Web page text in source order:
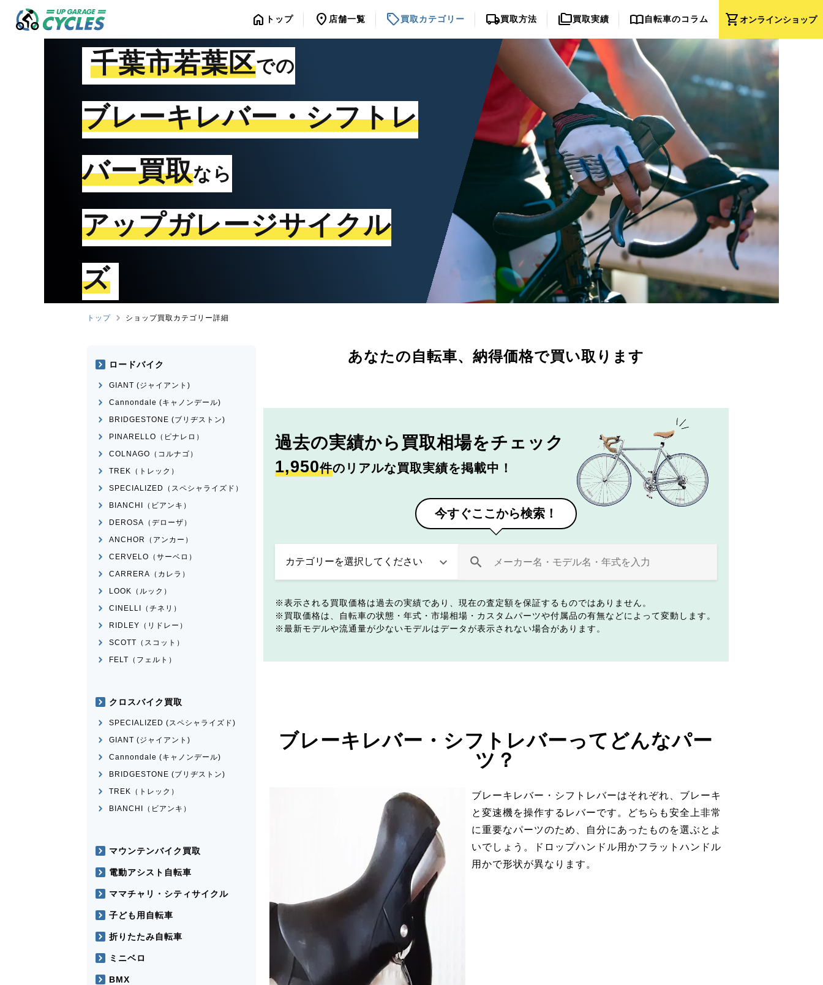
shopping_cartオンラインショップ
home トップ location_on 店舗一覧 sell買取カテゴリー local_shipping買取方法 folder_copy買取実績 import_contacts自転車のコラム
千葉市若葉区での
ブレーキレバー・シフトレ
バー買取なら
アップガレージサイクル
ズ
トップ ショップ買取カテゴリー詳細
あなたの自転車、 納得価格で買い取ります
過去の実績から 買取相場をチェック
1,950件のリアルな買取実績を掲載中！
今すぐここから検索！
表示される買取価格は過去の実績であり、現在の査定額を保証するものではありません。
買取価格は、自転車の状態・年式・市場相場・カスタムパーツや付属品の有無などによって変動します。
最新モデルや流通量が少ないモデルはデータが表示されない場合があります。
ブレーキレバー・シフトレバーってどんなパー
ツ？
ブレーキレバー・シフトレバーはそれぞれ、ブレーキ
と変速機を操作するレバーです。どちらも安全上非常
に重要なパーツのため、自分にあったものを選ぶとよ
いでしょう。ドロップハンドル用かフラットハンドル
用かで形状が異なります。
ロードバイク
GIANT (ジャイアント)
Cannondale (キャノンデール)
BRIDGESTONE (ブリヂストン)
PINARELLO（ピナレロ）
COLNAGO（コルナゴ）
TREK（トレック）
SPECIALIZED（スペシャライズド）
BIANCHI（ビアンキ）
DEROSA（デローザ）
ANCHOR（アンカー）
CERVELO（サーベロ）
CARRERA（カレラ）
LOOK（ルック）
CINELLI（チネリ）
RIDLEY（リドレー）
SCOTT（スコット）
FELT（フェルト）
クロスバイク買取
SPECIALIZED (スペシャライズド)
GIANT (ジャイアント)
Cannondale (キャノンデール)
BRIDGESTONE (ブリヂストン)
TREK（トレック）
BIANCHI（ビアンキ）
マウンテンバイク買取
電動アシスト自転車
ママチャリ・シティサイクル
子ども用自転車
折りたたみ自転車
ミニベロ
BMX